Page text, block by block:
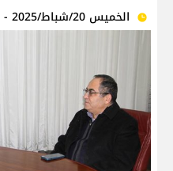
الخميس 20/شباط/2025 - 06:34 م